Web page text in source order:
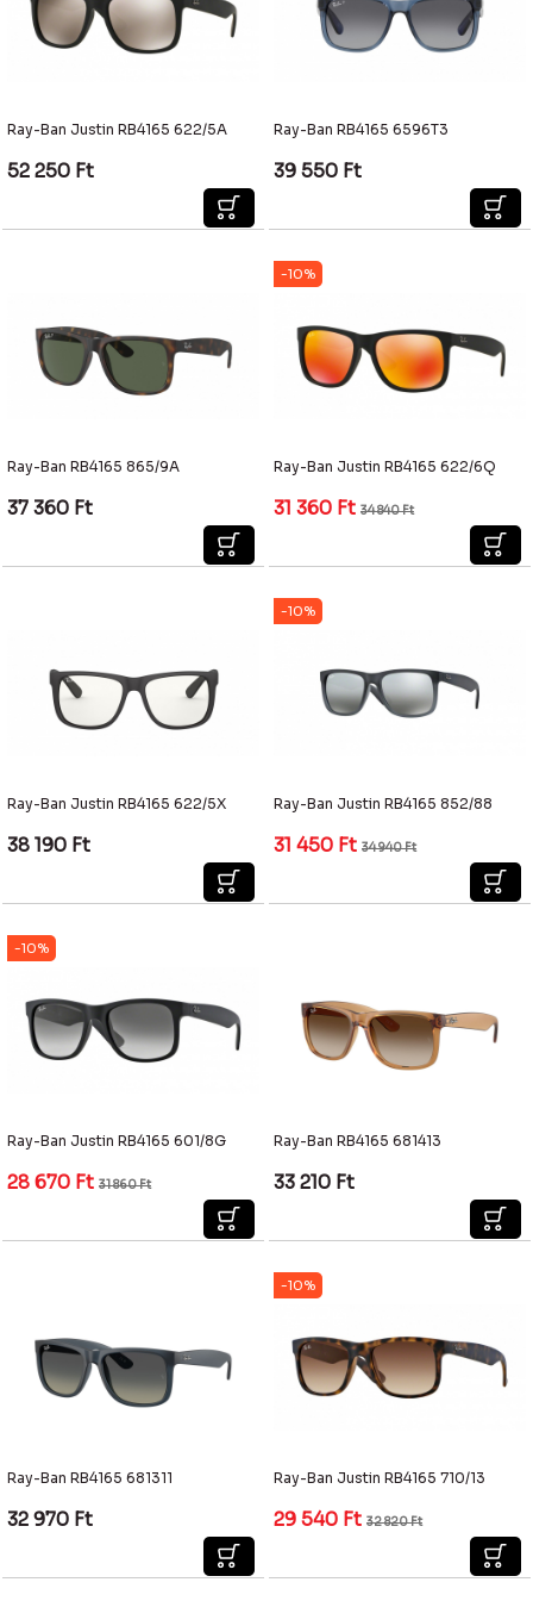
Ray-Ban Justin RB4165 622/5A
52 250 Ft
Ray-Ban RB4165 6596T3
39 550 Ft
Ray-Ban RB4165 865/9A
37 360 Ft
-10%
Ray-Ban Justin RB4165 622/6Q
31 360 Ft 34 840Ft
Ray-Ban Justin RB4165 622/5X
38 190 Ft
-10%
Ray-Ban Justin RB4165 852/88
31 450 Ft 34 940Ft
-10%
Ray-Ban Justin RB4165 601/8G
28 670 Ft 31 860Ft
Ray-Ban RB4165 681413
33 210 Ft
Ray-Ban RB4165 681311
32 970 Ft
-10%
Ray-Ban Justin RB4165 710/13
29 540 Ft 32 820Ft